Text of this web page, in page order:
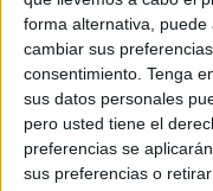
forma alternativa,
cambiar sus
consentimiento. Tenga
sus datos personales
pero usted tiene el
preferencias se
sus preferencias o
día después de lo que
El Tribunal ve
a la vida privada y
libertad religiosa.
Los documentos en